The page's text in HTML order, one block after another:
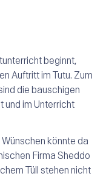
beginnt,
Auftritt im Tutu. Zum
die bauschigen
und im Unterricht
könnte da
Firma Sheddo
Tüll stehen nicht